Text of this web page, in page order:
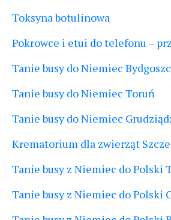
Toksyna botulinowa
Pokrowce i etui do telefonu –
Tanie busy do Niemiec
Tanie busy do Niemiec Toruń
Tanie busy do Niemiec
Krematorium dla zwierząt
Tanie busy z Niemiec do Polski
Tanie busy z Niemiec do Polski